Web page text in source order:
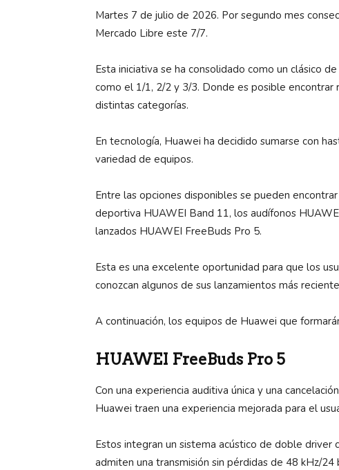
Martes 7 de julio de 2026. Por segundo mes
Mercado Libre este 7/7.
Esta iniciativa se ha consolidado como un clásico
como el 1/1, 2/2 y 3/3. Donde es posible
distintas categorías.
En tecnología, Huawei ha decidido sumarse con
variedad de equipos.
Entre las opciones disponibles se pueden
deportiva HUAWEI Band 11, los audífonos
lanzados HUAWEI FreeBuds Pro 5.
Esta es una excelente oportunidad para que los
conozcan algunos de sus lanzamientos más
A continuación, los equipos de Huawei que
HUAWEI FreeBuds Pro 5
Con una experiencia auditiva única y una
Huawei traen una experiencia mejorada para el
Estos integran un sistema acústico de doble
admiten una transmisión sin pérdidas de 48 kHz/24